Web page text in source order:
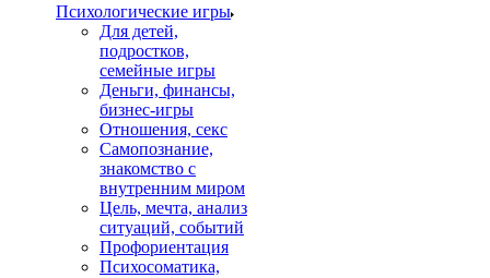
Психологические игры
Для детей,
подростков,
семейные игры
Деньги, финансы,
бизнес-игры
Отношения, секс
Самопознание,
знакомство с
внутренним миром
Цель, мечта, анализ
ситуаций, событий
Профориентация
Психосоматика,